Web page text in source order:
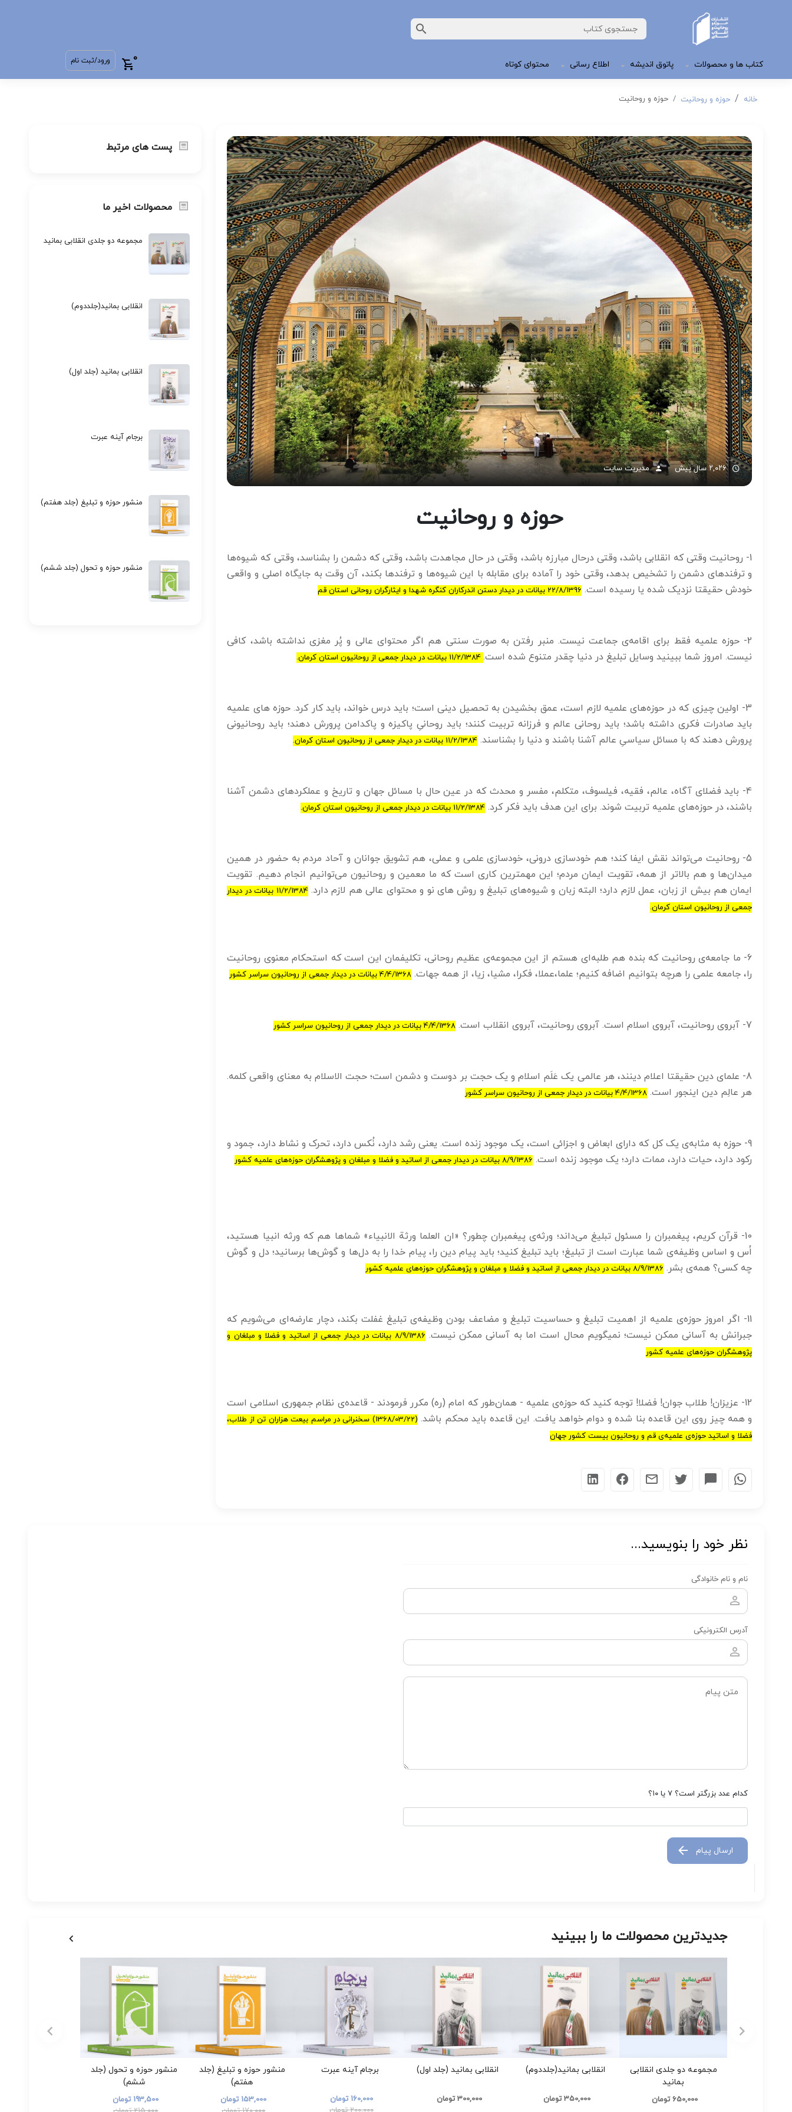
کتاب ها و محصولات پاتوق اندیشه اطلاع رسانی محتوای کوتاه
0 ورود/ثبت نام
خانه حوزه و روحانیت حوزه و روحانیت
۲,۰۲۶ سال پیش مدیریت سایت
حوزه و روحانیت
1- روحانیت وقتی که انقلابی باشد، وقتی درحال مبارزه باشد، وقتی در حال مجاهدت باشد، وقتی که دشمن را بشناسد، وقتی که شیوه‌ها
و ترفند‌های دشمن را تشخیص بدهد، وقتی خود را آماده‌ برای مقابله با این شیوه‌ها و ترفند‌ها بکند، آن وقت به جایگاه اصلی و واقعی
خودش حقیقتا نزدیک شده یا رسیده است. 22/8/1396 بیانات در دیدار دستن اندرکاران کنگره شهدا و ایثارگران روحانی استان قم
2- حوزه علمیه فقط برای اقامه‌ی جماعت نیست. منبر رفتن به صورت سنتی هم اگر محتوای عالی و پُر مغزی نداشته باشد، کافی
نیست. امروز شما ببینید وسایل تبلیغ در دنیا چقدر متنوع شده است.11/2/1384 بیانات در دیدار جمعی از روحانیون استان کرمان.
3- اولین چیزی که در حوزه‌های علمیه لازم است، عمق بخشیدن به تحصیل دینی است؛ باید درس خواند، باید کار کرد. حوزه های علمیه
باید صادرات فکری داشته باشد؛ باید روحانی عالم و فرزانه تربیت کنند؛ باید روحانیِ پاکیزه و پاکدامن پرورش دهند؛ باید روحانیونی
پرورش دهند که با مسائل سیاسیِ عالم آشنا باشند و دنیا را بشناسند. 11/2/1384 بیانات در دیدار جمعی از روحانیون استان کرمان.
4- باید فضلای آگاه، عالم، فقیه، فیلسوف، متکلم، مفسر و محدث که در عین حال با مسائل جهان و تاریخ و عملکرد‌های دشمن آشنا
باشند، در حوزه‌های علمیه تربیت شوند. برای این هدف باید فکر کرد. 11/2/1384 بیانات در دیدار جمعی از روحانیون استان کرمان.
5- روحانیت می‌تواند نقش ایفا کند؛ هم خود‌سازی درونی، خودسازی علمی و عملی، هم تشویق جوانان و آحاد مردم به حضور در همین
میدان‌ها و هم بالاتر از همه، تقویت ایمان مردم؛ این مهمترین کاری است که ما معمین و روحانیون می‌توانیم انجام دهیم. تقویت
ایمان هم بیش از زبان، عمل لازم دارد؛ البته زبان و شیوه‌های تبلیغ و روش های نو و محتوای عالی هم لازم دارد.
11/2/1384 بیانات در دیدار
جمعی از روحانیون استان کرمان.
6- ما جامعه‌ی روحانیت که بنده هم طلبه‌ای هستم از این مجموعه‎‌ی عظیم روحانی، تکلیفمان این است که استحکام معنوی روحانیت
را، جامعه علمی را هرچه بتوانیم اضافه کنیم؛ علما،‌عملا، فکرا، مشیا، زیا، از همه جهات. 4/4/1368 بیانات در دیدار جمعی از روحانیون سراسر کشور
7- آبروی روحانیت، آبروی اسلام است. آبروی روحانیت، آبروی انقلاب است. 4/4/1368 بیانات در دیدار جمعی از روحانیون سراسر کشور
8- علمای دین حقیقتا اعلام دینند، هر عالمی یک عَلَم اسلام و یک حجت بر دوست و دشمن است؛ حجت الاسلام به معنای واقعی کلمه.
هر عالِم دین اینجور است. 4/4/1368 بیانات در دیدار جمعی از روحانیون سراسر کشور
9- حوزه به مثابه‌ی یک کل که دارای ابعاض و اجزائی است، یک موجود زنده است. یعنی رشد دارد، نُکس دارد، تحرک و نشاط دارد، جمود و
رکود دارد، حیات دارد، ممات دارد؛ یک موجود زنده است. 8/9/1386 بیانات در دیدار جمعی از اساتید و فضلا و مبلغان و پژوهشگران حوزه‌های علمیه کشور
10- قرآن کریم، پیغمبران را مسئول تبلیغ می‌داند؛ ورثه‌ی پیغمبران چطور؟ «ان العلما ورثة الانبیاء» شماها هم که ورثه انبیا هستید،
اُس و اساس وظیفه‌ی شما عبارت است از تبلیغ؛ باید تبلیغ کنید؛ باید پیام دین را، پیام خدا را به دل‌ها و گوش‌ها برسانید؛ دل و گوش
چه کسی؟ همه‌ی بشر. 8/9/1386 بیانات در دیدار جمعی از اساتید و فضلا و مبلغان و پژوهشگران حوزه‌های علمیه کشور
11- اگر امروز حوزه‌ی علمیه از اهمیت تبلیغ و حساسیت تبلیغ و مضاعف بودن وظیفه‌ی تبلیغ غفلت بکند، دچار عارضه‌ای می‌شویم که
جبرانش به آسانی ممکن نیست؛ نمیگویم محال است اما به آسانی ممکن نیست.
8/9/1386 بیانات در دیدار جمعی از اساتید و فضلا و مبلغان و
پژوهشگران حوزه‌های علمیه کشور
12- عزيزان! طلاب جوان! فضلا! توجه كنيد كه حوزه‌ى علميه - همان‌طور كه امام (ره) مكرر فرمودند - قاعده‌ى نظام جمهورى اسلامى است
و همه چيز روى اين قاعده بنا شده و دوام خواهد يافت. اين قاعده بايد محكم باشد.
(1368/03/22) سخنرانى در مراسم بيعت هزاران تن از طلاب،
فضلا و اساتيد حوزه‌ى علميه‌ى قم و روحانيون بيست كشور جهان
پست های مرتبط
محصولات اخیر ما
مجموعه دو جلدی انقلابی بمانید
انقلابی بمانید(جلددوم)
انقلابی بمانید (جلد اول)
برجام آینه عبرت
منشور حوزه و تبلیغ (جلد هفتم)
منشور حوزه و تحول (جلد ششم)
نظر خود را بنویسید...
نام و نام خانوادگی
آدرس الکترونیکی
کدام عدد بزرگتر است؟ ۷ یا ۱۰؟
ارسال پیام
جدیدترین محصولات ما را ببینید
مجموعه دو جلدی انقلابی
بمانید
650,000 تومان
انقلابی بمانید(جلددوم)
350,000 تومان
انقلابی بمانید (جلد اول)
300,000 تومان
برجام آینه عبرت
160,000 تومان
منشور حوزه و تبلیغ (جلد
هفتم)
153,000 تومان
منشور حوزه و تحول (جلد
ششم)
193,500 تومان